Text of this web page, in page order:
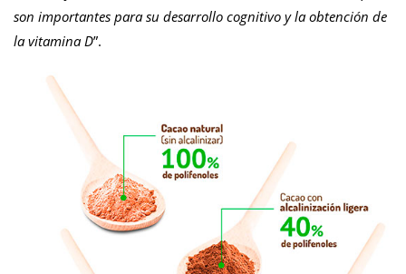
son importantes para su desarrollo cognitivo y la obtención de
la vitamina D”.